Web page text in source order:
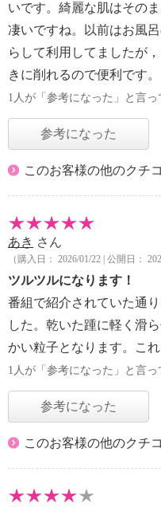
いです。綺麗な肌はその
凄いですね。以前はお風
らして利用してましたが
きに削れるので便利です。
1人が「参考になった」と言っ
参考になった
このお客様の他のクチ
あき さん
（購入日： 2026/01/22 | 公開日：
ツルツルになります！
番組で紹介されていた通
した。乾いた踵に軽く滑
かい粒子となります。こ
1人が「参考になった」と言っ
参考になった
このお客様の他のクチ